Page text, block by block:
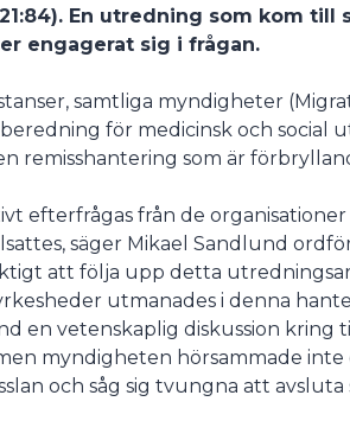
En utredning som kom till
engagerat sig i frågan.
samtliga myndigheter
för medicinsk och social
remisshantering som är
efterfrågas från de organisationer
säger Mikael Sandlund
att följa upp detta
utmanades i denna
en vetenskaplig diskussion
myndigheten hörsammade inte
och såg sig tvungna att avsluta